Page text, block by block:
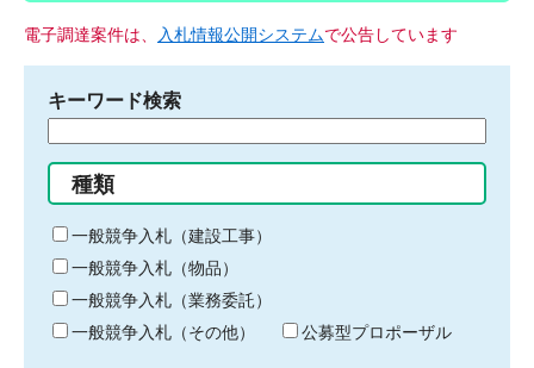
電子調達案件は、 入札情報公開システムで公告しています
キーワード検索
る
キ
ー
ワ
ー
ド
種類
一般競争入札（建設工事）
一般競争入札（物品）
一般競争入札（業務委託）
一般競争入札（その他）
公募型プロポーザル